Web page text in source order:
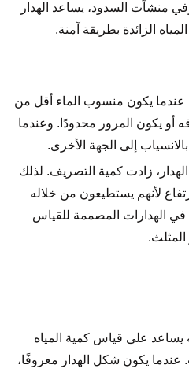
منشآت السدود، يساعد الهدار
الزائدة بطريقة آمنة.
عندما يكون منسوب الماء أقل من
أو يكون المرور محدودًا. وعندما
بالانسياب إلى الجهة الأخرى.
زادت كمية التصريف. لذلك
لأنهم يستطيعون من خلاله
في الهدارات المصممة للقياس
المثلث.
يساعد على قياس كمية المياه
عندما يكون شكل الهدار معروفًا،